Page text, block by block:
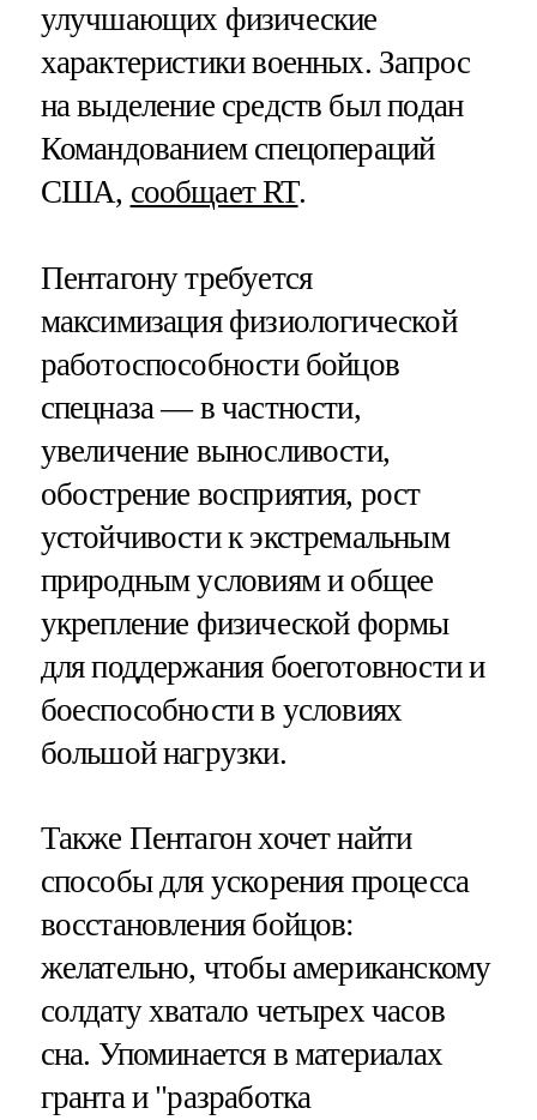
улучшающих физические
характеристики военных. Запрос
на выделение средств был подан
Командованием спецопераций
США, сообщает RT.
Пентагону требуется
максимизация физиологической
работоспособности бойцов
спецназа — в частности,
увеличение выносливости,
обострение восприятия, рост
устойчивости к экстремальным
природным условиям и общее
укрепление физической формы
для поддержания боеготовности и
боеспособности в условиях
большой нагрузки.
Также Пентагон хочет найти
способы для ускорения процесса
восстановления бойцов:
желательно, чтобы американскому
солдату хватало четырех часов
сна. Упоминается в материалах
гранта и "разработка